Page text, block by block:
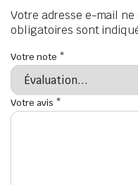
Votre adresse e-mail
obligatoires sont
Votre note *
Votre avis *